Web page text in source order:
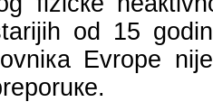
оd 15
Еvrоpе